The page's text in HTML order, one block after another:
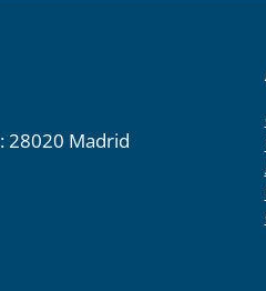
28020 Madrid